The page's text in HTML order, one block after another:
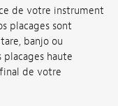
de votre instrument
placages sont
banjo ou
placages haute
de votre